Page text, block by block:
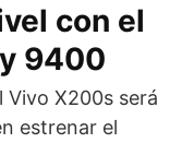
con el
9400
X200s será
estrenar el